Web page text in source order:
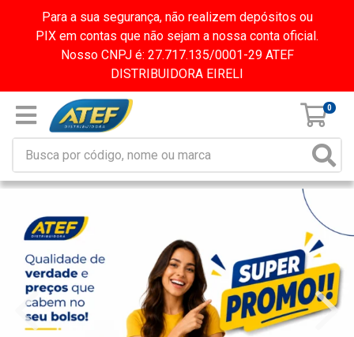
Para a sua segurança, não realizem depósitos ou
PIX em contas que não sejam a nossa conta oficial.
Nosso CNPJ é: 27.717.135/0001-29 ATEF
DISTRIBUIDORA EIRELI
0